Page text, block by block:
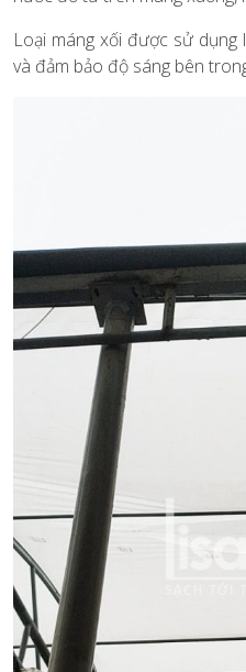
Loại máng xối được sử
và đảm bảo độ sáng bên